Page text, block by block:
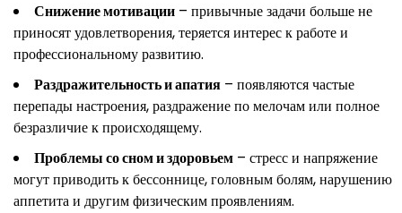
Снижение мотивации – привычные задачи больше не
приносят удовлетворения, теряется интерес к работе и
профессиональному развитию.
Раздражительность и апатия – появляются частые
перепады настроения, раздражение по мелочам или полное
безразличие к происходящему.
Проблемы со сном и здоровьем – стресс и напряжение
могут приводить к бессоннице, головным болям, нарушению
аппетита и другим физическим проявлениям.